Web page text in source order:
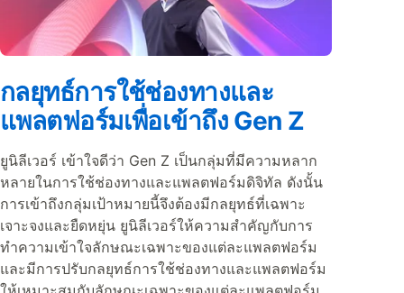
กลยุทธ์การใช้ช่องทางและ
แพลตฟอร์มเพื่อเข้าถึง Gen Z
ยูนิลีเวอร์ เข้าใจดีว่า Gen Z เป็นกลุ่มที่มีความหลาก
หลายในการใช้ช่องทางและแพลตฟอร์มดิจิทัล ดังนั้น
การเข้าถึงกลุ่มเป้าหมายนี้จึงต้องมีกลยุทธ์ที่เฉพาะ
เจาะจงและยืดหยุ่น ยูนิลีเวอร์ให้ความสำคัญกับการ
ทำความเข้าใจลักษณะเฉพาะของแต่ละแพลตฟอร์ม
และมีการปรับกลยุทธ์การใช้ช่องทางและแพลตฟอร์ม